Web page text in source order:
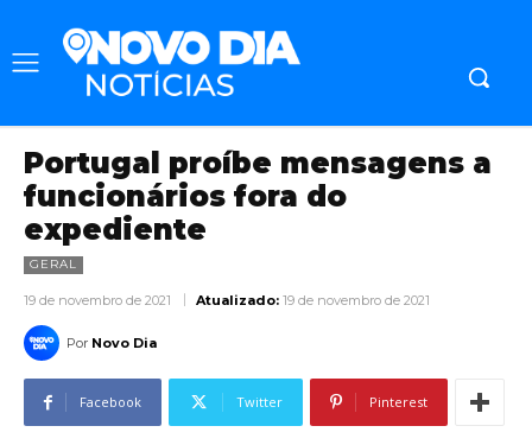
Portugal proíbe mensagens a
funcionários fora do
expediente
GERAL
19 de novembro de 2021 Atualizado: 19 de novembro de 2021
Por Novo Dia
Facebook Twitter Pinterest